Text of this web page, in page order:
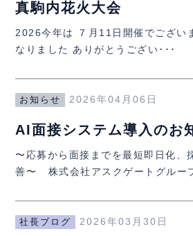
真駒内花火大会
2026今年は ７月11日開催でござ
なりました ありがとうござい･･･
お知らせ 2026年04月06日
AI面接システム導入のお
〜応募から面接までを最短即日化、
善〜 株式会社アスクゲートグルー
社長ブログ 2026年03月30日